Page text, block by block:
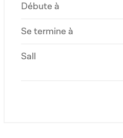
Débute à
Se termine à
Sall